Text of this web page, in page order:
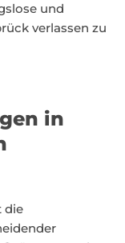
und
verlassen zu
in
die